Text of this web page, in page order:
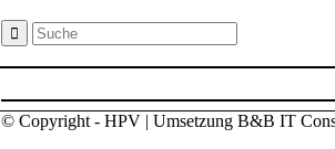
© Copyright - HPV | Umsetzung B&B IT